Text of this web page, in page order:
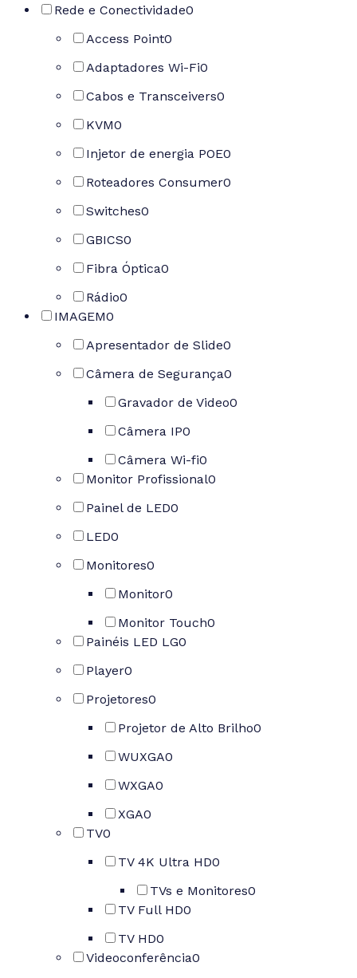
Rede e Conectividade0
Access Point0
Adaptadores Wi-Fi0
Cabos e Transceivers0
KVM0
Injetor de energia POE0
Roteadores Consumer0
Switches0
GBICS0
Fibra Óptica0
Rádio0
IMAGEM0
Apresentador de Slide0
Câmera de Segurança0
Gravador de Video0
Câmera IP0
Câmera Wi-fi0
Monitor Profissional0
Painel de LED0
LED0
Monitores0
Monitor0
Monitor Touch0
Painéis LED LG0
Player0
Projetores0
Projetor de Alto Brilho0
WUXGA0
WXGA0
XGA0
TV0
TV 4K Ultra HD0
TVs e Monitores0
TV Full HD0
TV HD0
Videoconferência0